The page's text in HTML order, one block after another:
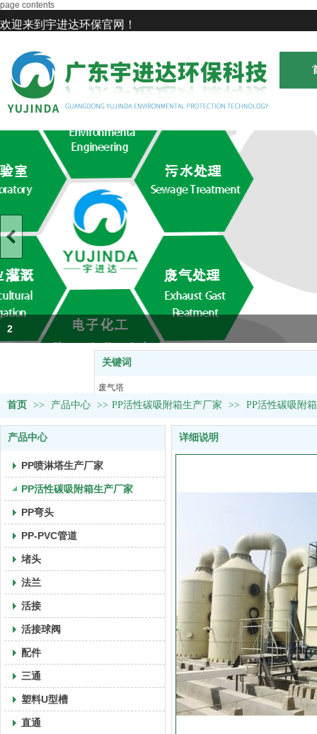
page contents
欢迎来到宇进达环保官网！
2
关键词
废气塔
塑料U型槽
首页 >> 产品中心 >> PP活性碳吸附箱生产厂家 >> PP活性碳吸附
产品中心
PP喷淋塔生产厂家
PP活性碳吸附箱生产厂家
PP弯头
PP-PVC管道
堵头
法兰
活接
活接球阀
配件
三通
塑料U型槽
直通
详细说明